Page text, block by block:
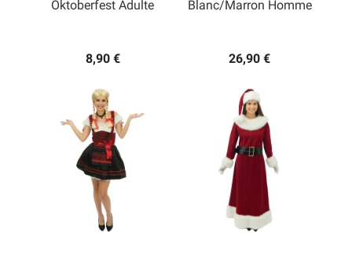
Oktoberfest Adulte
8,90 €
Blanc/Marron Homme
26,90 €